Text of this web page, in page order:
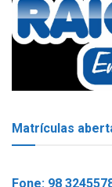
Matrículas
Fone: 98